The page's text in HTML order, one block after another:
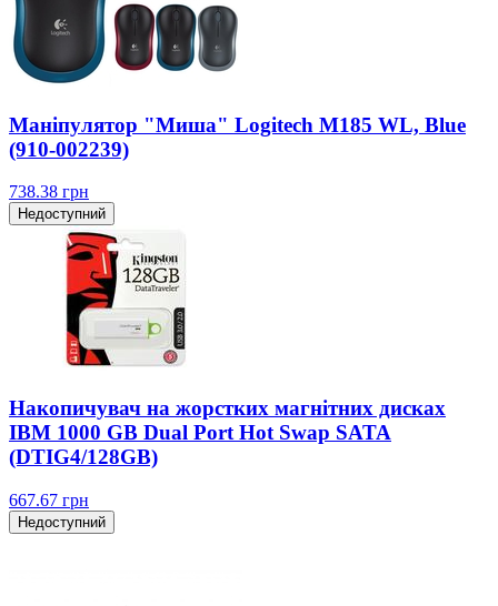
Маніпулятор "Миша" Logitech M185 WL, Blue
(910-002239)
738.38 грн
Недоступний
Накопичувач на жорстких магнітних дисках
IBM 1000 GB Dual Port Hot Swap SATA
(DTIG4/128GB)
667.67 грн
Недоступний